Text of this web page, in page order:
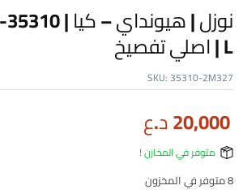
L | اصلي تفصيخ
SKU:35310-2M327
20,000د.ع
متوفر في المخازن !
8 متوفر في المخزون